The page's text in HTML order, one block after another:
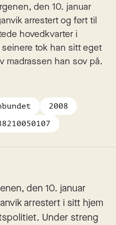
den 10. januar
arrestert og ført til
hovedkvarter i
tok han sitt eget
madrassen han sov på.
2008
den 10. januar
arrestert i sitt hjem
Under streng